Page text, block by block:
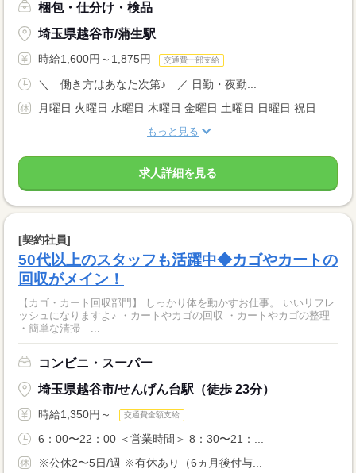
梱包・仕分け・検品
埼玉県越谷市/蒲生駅
時給1,600円～1,875円 交通費一部支給
＼ 働き方はあなた次第♪ ／ 日勤・夜勤...
月曜日 火曜日 水曜日 木曜日 金曜日 土曜日 日曜日 祝日
もっと見る
求人詳細を見る
[契約社員]
50代以上のスタッフも活躍中◆カゴやカートの
回収がメイン！
【カゴ・カート回収部門】 しっかり体を動かすお仕事。 いいリフレ
ッシュになりますよ♪ ・カートやカゴの回収 ・カートやカゴの整理
・簡単な清掃 ...
コンビニ・スーパー
埼玉県越谷市/せんげん台駅（徒歩 23分）
時給1,350円～ 交通費全額支給
6：00〜22：00 ＜営業時間＞ 8：30〜21：...
※公休2〜5日/週 ※有休あり（6ヵ月後付与...